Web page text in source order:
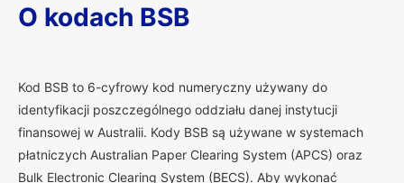
O kodach BSB
Kod BSB to 6-cyfrowy kod numeryczny używany do
identyfikacji poszczególnego oddziału danej instytucji
finansowej w Australii. Kody BSB są używane w systemach
płatniczych Australian Paper Clearing System (APCS) oraz
Bulk Electronic Clearing System (BECS). Aby wykonać